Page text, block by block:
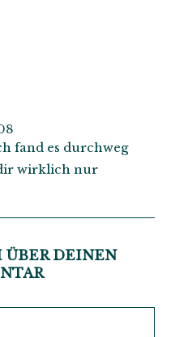
fand es durchweg
wirklich nur
DEINEN